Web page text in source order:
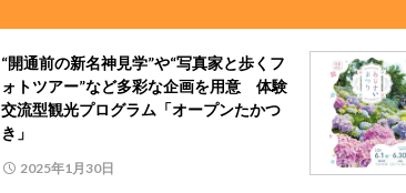
“開通前の新名神見学”や“写真家と歩くフ
ォトツアー”など多彩な企画を用意 体験
交流型観光プログラム「オープンたかつ
き」
2025年1月30日